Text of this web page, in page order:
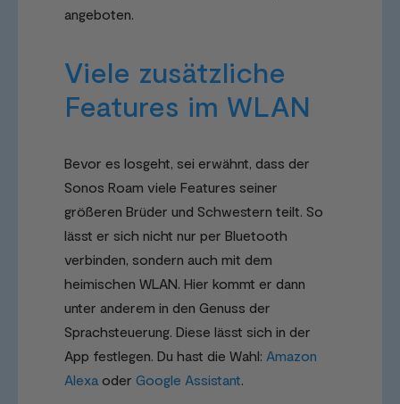
angeboten.
Viele zusätzliche
Features im WLAN
Bevor es losgeht, sei erwähnt, dass der
Sonos Roam viele Features seiner
größeren Brüder und Schwestern teilt. So
lässt er sich nicht nur per Bluetooth
verbinden, sondern auch mit dem
heimischen WLAN. Hier kommt er dann
unter anderem in den Genuss der
Sprachsteuerung. Diese lässt sich in der
App festlegen. Du hast die Wahl: Amazon
Alexa oder Google Assistant.